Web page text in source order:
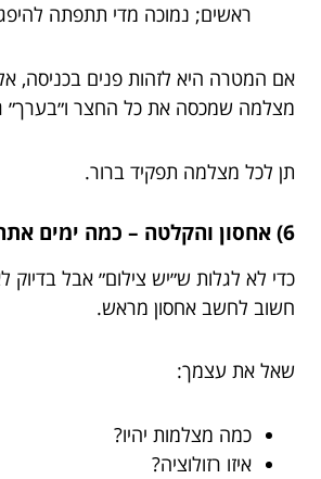
ראשים; נמוכה מדי תתפתה
אם המטרה היא לזהות פנים בכניסה,
מצלמה שמכסה את כל החצר
תן לכל מצלמה תפקיד ברור.
6) אחסון והקלטה – כמה ימים אתה באמת צריך?
כדי לא לגלות ש״יש צילום״ אבל בדיוק
חשוב לחשב אחסון מראש.
שאל את עצמך:
כמה מצלמות יהיו?
איזו רזולוציה?